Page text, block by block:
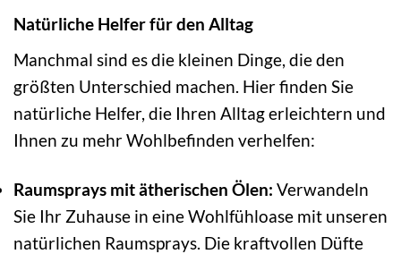
Natürliche Helfer für den Alltag
Manchmal sind es die kleinen Dinge, die den
größten Unterschied machen. Hier finden Sie
natürliche Helfer, die Ihren Alltag erleichtern und
Ihnen zu mehr Wohlbefinden verhelfen:
Raumsprays mit ätherischen Ölen: Verwandeln
Sie Ihr Zuhause in eine Wohlfühloase mit unseren
natürlichen Raumsprays. Die kraftvollen Düfte